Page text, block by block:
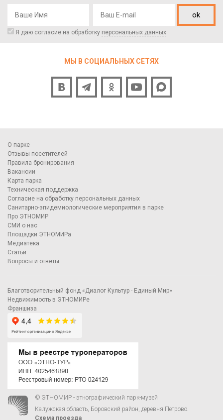
ok
Я даю согласие на обработку персональных данных
МЫ В СОЦИАЛЬНЫХ СЕТЯХ
О парке
Отзывы посетителей
Правила бронирования
Вакансии
Карта парка
Техническая поддержка
Согласие на обработку персональных данных
Санитарно-эпидемиологические мероприятия в парке
Про ЭТНОМИР
СМИ о нас
Площадки ЭТНОМИРа
Медиатека
Статьи
Вопросы и ответы
Благотворительный фонд «Диалог Культур - Единый Мир»
Недвижимость в ЭТНОМИРе
Франшиза
© ЭТНОМИР - этнографический парк-музей
Калужская область, Боровский район, деревня Петрово.
Схема проезда